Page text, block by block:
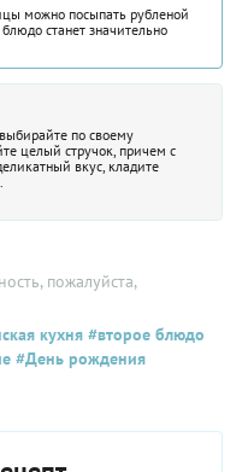
можно посыпать рубленой
станет значительно
выбирайте по своему
целый стручок, причем с
вкус, кладите
пожалуйста,
кухня #второе блюдо
#День рождения